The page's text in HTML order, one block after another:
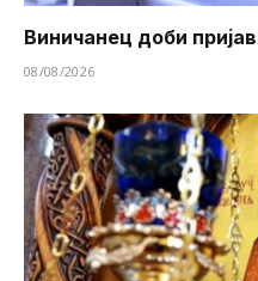
Виничанец доби
08/08/2026